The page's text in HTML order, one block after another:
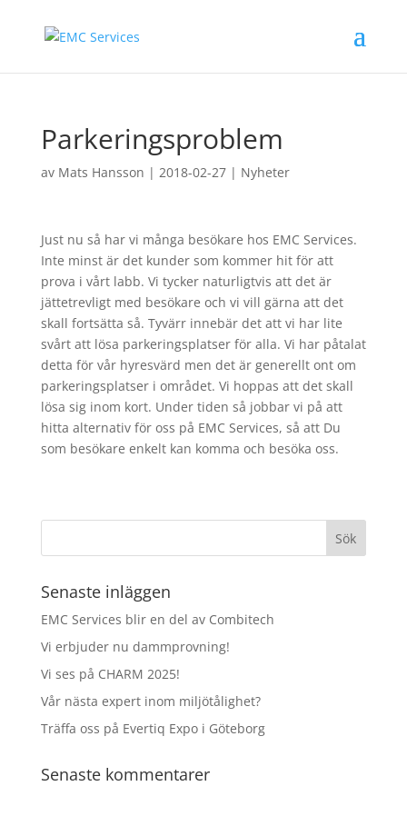
Parkeringsproblem
av Mats Hansson | 2018-02-27| Nyheter
Just nu så har vi många besökare hos EMC Services.
Inte minst är det kunder som kommer hit för att
prova i vårt labb. Vi tycker naturligtvis att det är
jättetrevligt med besökare och vi vill gärna att det
skall fortsätta så. Tyvärr innebär det att vi har lite
svårt att lösa parkeringsplatser för alla. Vi har påtalat
detta för vår hyresvärd men det är generellt ont om
parkeringsplatser i området. Vi hoppas att det skall
lösa sig inom kort. Under tiden så jobbar vi på att
hitta alternativ för oss på EMC Services, så att Du
som besökare enkelt kan komma och besöka oss.
Senaste inläggen
EMC Services blir en del av Combitech
Vi erbjuder nu dammprovning!
Vi ses på CHARM 2025!
Vår nästa expert inom miljötålighet?
Träffa oss på Evertiq Expo i Göteborg
Senaste kommentarer